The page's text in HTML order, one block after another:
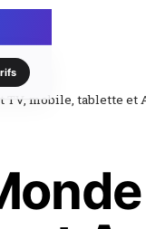
TV, mobile, tablette et